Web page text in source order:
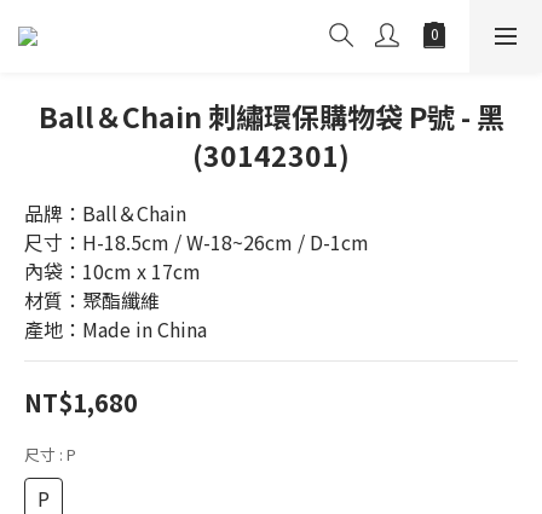
Ball＆Chain 刺繡環保購物袋 P號 - 黑
(30142301)
品牌：Ball＆Chain
尺寸：H-18.5cm / W-18~26cm / D-1cm
內袋：10cm x 17cm
材質：聚酯纖維
產地：Made in China
NT$1,680
尺寸 : P
P